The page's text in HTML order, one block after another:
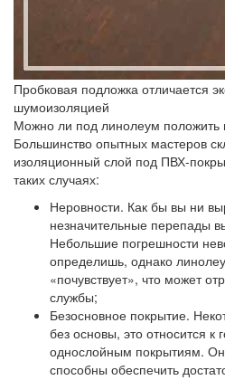
Пробковая подложка отличается
шумоизоляцией
Можно ли под линолеум положить
Большинство опытных мастеров
изоляционный слой под ПВХ-
таких случаях:
Неровности. Как бы вы ни
незначительные перепады
Небольшие погрешности
определишь, однако
«почувствует», что может
службы;
Безосновное покрытие.
без основы, это относится к
однослойным покрытиям.
способны обеспечить